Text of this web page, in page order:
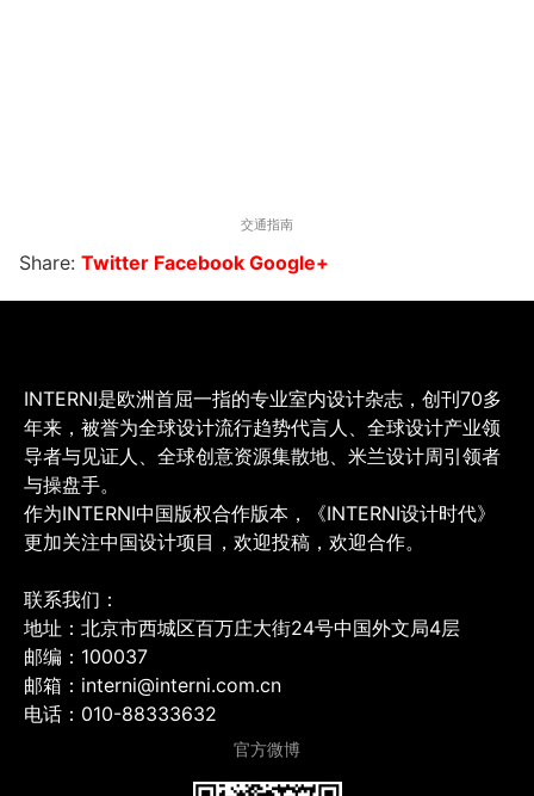
交通指南
Share: Twitter Facebook Google+
INTERNI是欧洲首屈一指的专业室内设计杂志，创刊70多
年来，被誉为全球设计流行趋势代言人、全球设计产业领
导者与见证人、全球创意资源集散地、米兰设计周引领者
与操盘手。
作为INTERNI中国版权合作版本，《INTERNI设计时代》
更加关注中国设计项目，欢迎投稿，欢迎合作。
联系我们：
地址：北京市西城区百万庄大街24号中国外文局4层
邮编：100037
邮箱：interni@interni.com.cn
电话：010-88333632
官方微博